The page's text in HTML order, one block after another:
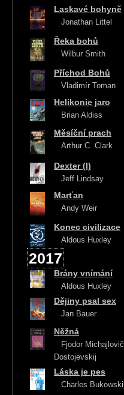
Laskavé bohyně
Jonathan Littel
Řeka bohů
Wilbur Smith
Příchod Bohů
Vladimír Toman
Helikonie jaro
Brian Aldiss
Měsíční prach
Arthur C. Clark
Dexter (I)
Jeff Lindsay
Marťan
Andy Weir
Konec civilizace
Aldous Huxley
2017
Brány vnímání
Aldous Huxley
Dějiny psal sex
Jan Bauer
Něžná
Fjodor Michajlovič
Dostojevskij
Láska je pes
Charles Bukowski